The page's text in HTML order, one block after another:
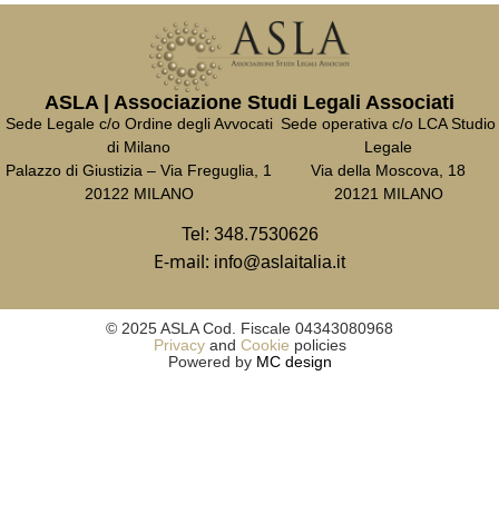
ASLA | Associazione Studi Legali Associati
Sede Legale c/o Ordine degli Avvocati
di Milano
Palazzo di Giustizia – Via Freguglia, 1
20122 MILANO
Sede operativa c/o LCA Studio
Legale
Via della Moscova, 18
20121 MILANO
Tel: 348.7530626
E-mail: info@aslaitalia.it
© 2025 ASLA Cod. Fiscale 04343080968
Privacyand Cookie policies
Powered by MC design